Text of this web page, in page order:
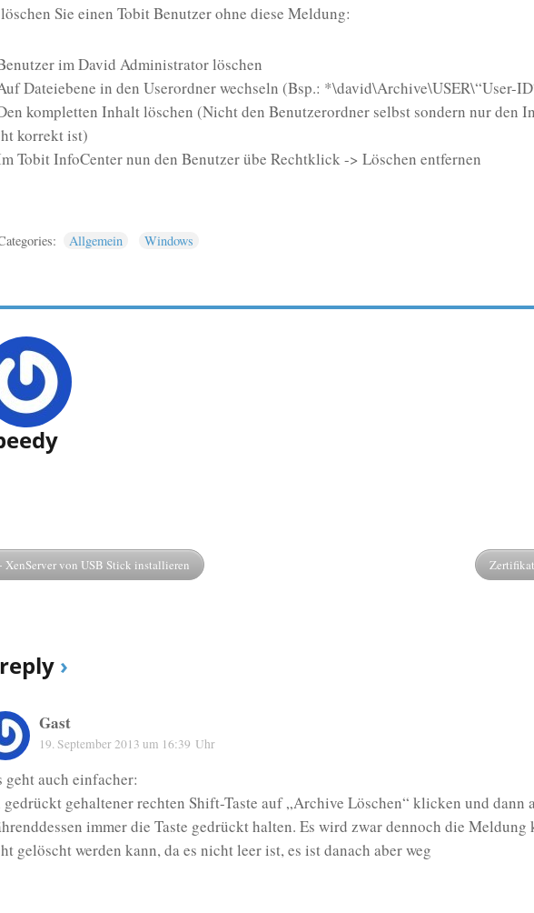
Sie einen Tobit Benutzer ohne diese Meldung:
im David Administrator löschen
Dateiebene in den Userordner wechseln (Bsp.: *\david\Archive\USER\“User-
kompletten Inhalt löschen (Nicht den Benutzerordner selbst sondern nur den
korrekt ist)
Tobit InfoCenter nun den Benutzer übe Rechtklick -> Löschen entfernen
Allgemein Windows
XenServer von USB Stick installieren
›
Gast
19. September 2013 um 16:39 Uhr
geht auch einfacher:
gedrückt gehaltener rechten Shift-Taste auf „Archive Löschen“ klicken und dann
immer die Taste gedrückt halten. Es wird zwar dennoch die Meldung
gelöscht werden kann, da es nicht leer ist, es ist danach aber weg